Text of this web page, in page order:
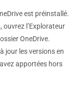
est préinstallé.
l’Explorateur
OneDrive.
jour les versions en
apportées hors